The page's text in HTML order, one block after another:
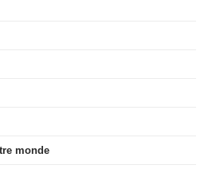
monde